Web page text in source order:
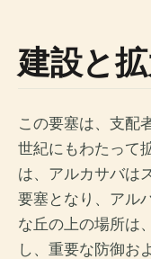
建設と
この要塞は、支配
世紀にもわたって
は、アルカサバは
要塞となり、アル
な丘の上の場所は
し、重要な防御お